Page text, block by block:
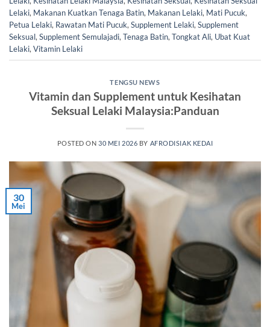
Lelaki, Makanan Kuatkan Tenaga Batin, Makanan Lelaki, Mati Pucuk,
Petua Lelaki, Rawatan Mati Pucuk,Supplement Lelaki,Supplement
Seksual,Supplement Semulajadi,Tenaga Batin,Tongkat Ali, Ubat Kuat
Lelaki,Vitamin Lelaki
TENGSU NEWS
Vitamin dan Supplement untuk Kesihatan
Seksual Lelaki Malaysia:Panduan
POSTED ON30 MEI 2026 BY AFRODISIAK KEDAI
30
Mei